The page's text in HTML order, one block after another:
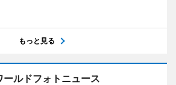
もっと見る
ールドフォトニュース